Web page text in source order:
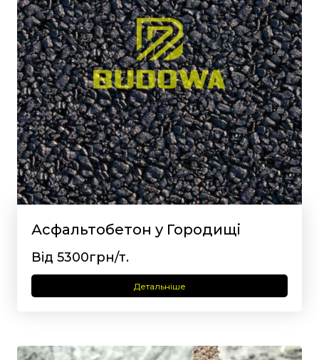
Асфальтобетон у Городищі
Від 5300грн/т.
Детальніше